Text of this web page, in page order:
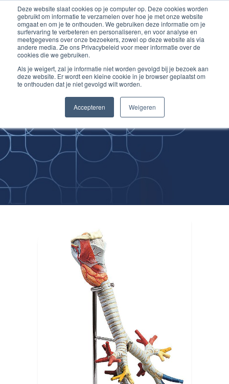
Deze website slaat cookies op je computer op. Deze cookies worden
gebruikt om informatie te verzamelen over hoe je met onze website
omgaat en om je te onthouden. We gebruiken deze informatie om je
surfervaring te verbeteren en personaliseren, en voor analyse en
meetgegevens over onze bezoekers, zowel op deze website als via
andere media. Zie ons Privacybeleid voor meer informatie over de
cookies die we gebruiken.
Als je weigert, zal je informatie niet worden gevolgd bij je bezoek aan
deze website. Er wordt een kleine cookie in je browser geplaatst om
te onthouden dat je niet gevolgd wilt worden.
Accepteren Weigeren
Inloggen account
Ga
naar
de
inhoud
Improving
Medical Skills